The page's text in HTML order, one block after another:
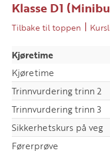
Klasse D1
Tilbake til toppen |
Kjøretime
Kjøretime
Trinnvurdering trinn 2
Trinnvurdering trinn 3
Sikkerhetskurs på veg
Førerprøve